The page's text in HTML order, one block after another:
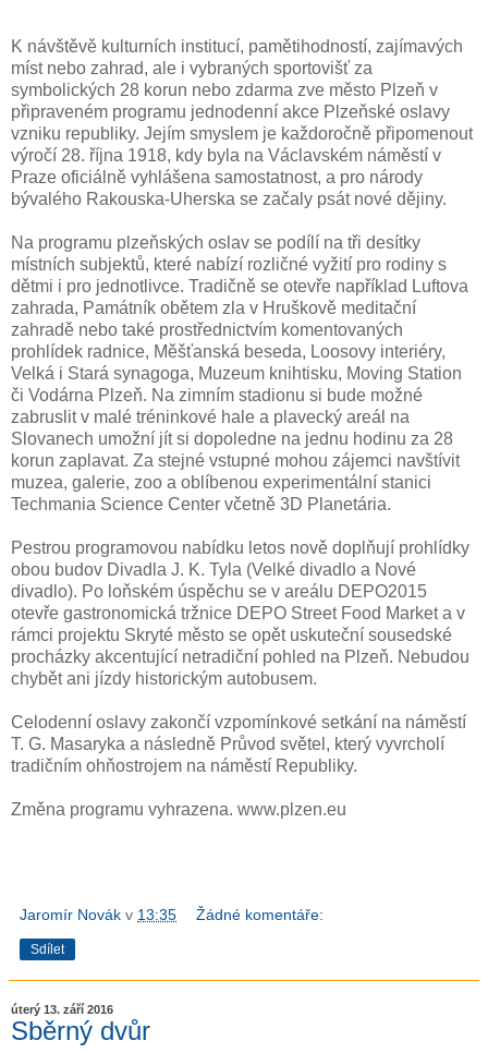
K návštěvě kulturních institucí, pamětihodností, zajímavých
míst nebo zahrad, ale i vybraných sportovišť za
symbolických 28 korun nebo zdarma zve město Plzeň v
připraveném programu jednodenní akce Plzeňské oslavy
vzniku republiky. Jejím smyslem je každoročně připomenout
výročí 28. října 1918, kdy byla na Václavském náměstí v
Praze oficiálně vyhlášena samostatnost, a pro národy
bývalého Rakouska-Uherska se začaly psát nové dějiny.
Na programu plzeňských oslav se podílí na tři desítky
místních subjektů, které nabízí rozličné vyžití pro rodiny s
dětmi i pro jednotlivce. Tradičně se otevře například Luftova
zahrada, Památník obětem zla v Hruškově meditační
zahradě nebo také prostřednictvím komentovaných
prohlídek radnice, Měšťanská beseda, Loosovy interiéry,
Velká i Stará synagoga, Muzeum knihtisku, Moving Station
či Vodárna Plzeň. Na zimním stadionu si bude možné
zabruslit v malé tréninkové hale a plavecký areál na
Slovanech umožní jít si dopoledne na jednu hodinu za 28
korun zaplavat. Za stejné vstupné mohou zájemci navštívit
muzea, galerie, zoo a oblíbenou experimentální stanici
Techmania Science Center včetně 3D Planetária.
Pestrou programovou nabídku letos nově doplňují prohlídky
obou budov Divadla J. K. Tyla (Velké divadlo a Nové
divadlo). Po loňském úspěchu se v areálu DEPO2015
otevře gastronomická tržnice DEPO Street Food Market a v
rámci projektu Skryté město se opět uskuteční sousedské
procházky akcentující netradiční pohled na Plzeň. Nebudou
chybět ani jízdy historickým autobusem.
Celodenní oslavy zakončí vzpomínkové setkání na náměstí
T. G. Masaryka a následně Průvod světel, který vyvrcholí
tradičním ohňostrojem na náměstí Republiky.
Změna programu vyhrazena. www.plzen.eu
Jaromír Novák v 13:35 Žádné komentáře:
Sdílet
úterý 13. září 2016
Sběrný dvůr